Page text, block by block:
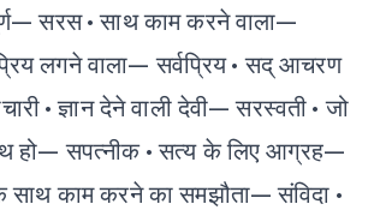
सरस • साथ काम करने वाला—
लगने वाला— सर्वप्रिय • सद् आचरण
• ज्ञान देने वाली देवी— सरस्वती • जो
हो— सपत्नीक • सत्य के लिए आग्रह—
के साथ काम करने का समझौता— संविदा •